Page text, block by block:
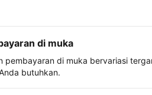
di muka
pembayaran di muka bervariasi
butuhkan.